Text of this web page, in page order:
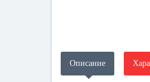
Описание